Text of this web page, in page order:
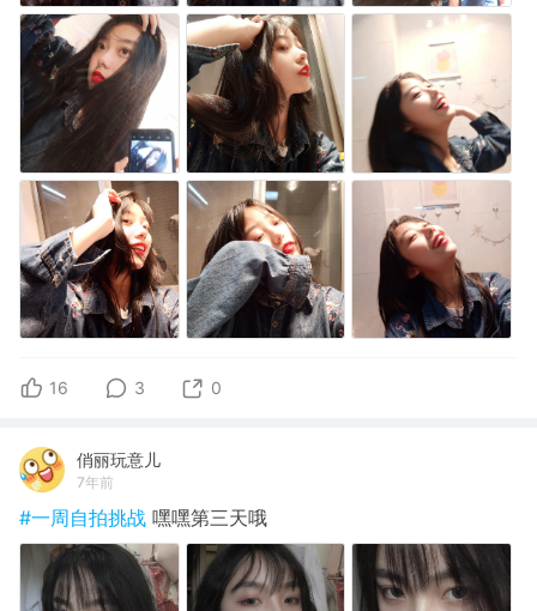
16 3 0
俏丽玩意儿
7年前
#一周自拍挑战 嘿嘿第三天哦